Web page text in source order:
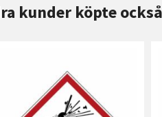
kunder köpte också